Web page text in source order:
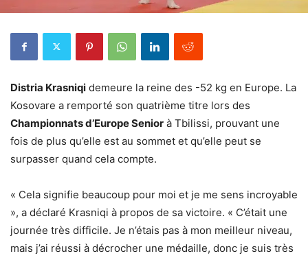
Distria Krasniqi demeure la reine des -52 kg en Europe. La
Kosovare a remporté son quatrième titre lors des
Championnats d’Europe Senior à Tbilissi, prouvant une
fois de plus qu’elle est au sommet et qu’elle peut se
surpasser quand cela compte.
« Cela signifie beaucoup pour moi et je me sens incroyable
», a déclaré Krasniqi à propos de sa victoire. « C’était une
journée très difficile. Je n’étais pas à mon meilleur niveau,
mais j’ai réussi à décrocher une médaille, donc je suis très